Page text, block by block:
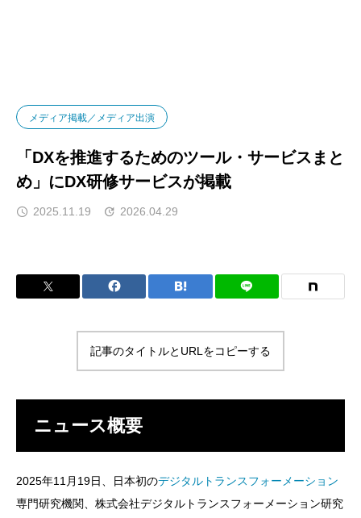
メディア掲載／メディア出演
「DXを推進するためのツール・サービスまと
め」にDX研修サービスが掲載
2025.11.19 2026.04.29
記事のタイトルとURLをコピーする
ニュース概要
2025年11月19日 、日本初のデジタルトランスフォーメーション
専門研究機関、株式会社デジタルトランスフォーメーション研究